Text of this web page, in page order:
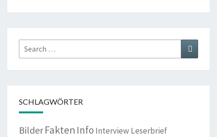
Search
for:
Search
SCHLAGWÖRTER
Bilder Fakten Info Interview Leserbrief